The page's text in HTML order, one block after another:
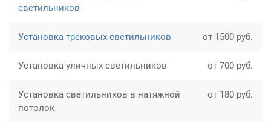
светильников
Установка трековых светильников от 1500 руб.
Установка уличных светильников от 700 руб.
Установка светильников в натяжной
потолок
от 180 руб.